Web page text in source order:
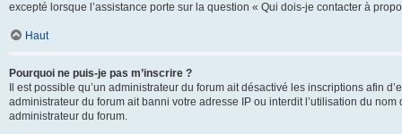
excepté lorsque l’assistance porte sur la question « Qui dois-je contacter à
Haut
Pourquoi ne puis-je pas m’inscrire ?
Il est possible qu’un administrateur du forum ait désactivé les inscriptions afin
administrateur du forum ait banni votre adresse IP ou interdit l’utilisation du
administrateur du forum.